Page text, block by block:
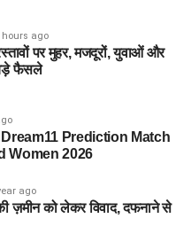
hours ago
पर मुहर, मजदूरों, युवाओं और
फैसले
Dream11 Prediction Match
Women 2026
ago
ज़मीन को लेकर विवाद, दफनाने से